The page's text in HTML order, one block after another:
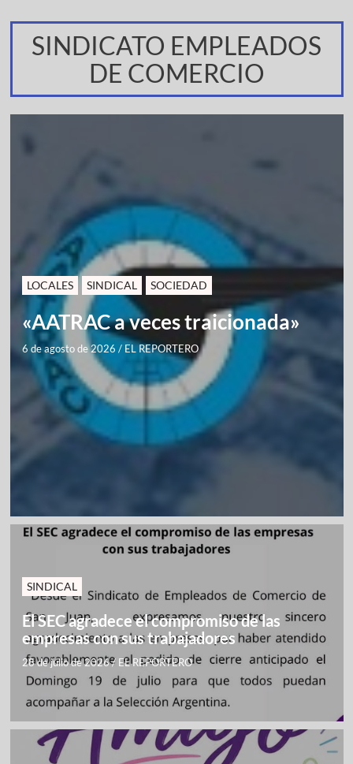
SINDICATO EMPLEADOS
DE COMERCIO
LOCALES SINDICAL SOCIEDAD
«AATRAC a veces traicionada»
6 de agosto de 2026 / EL REPORTERO
SINDICAL
El SEC agradece el compromiso de las
empresas con sus trabajadores
28 de julio de 2026/ EL REPORTERO